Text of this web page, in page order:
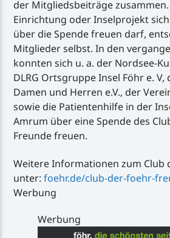
der Mitgliedsbeiträge
Einrichtung oder Inselprojekt
über die Spende freuen darf,
Mitglieder selbst. In den
konnten sich u. a. der Nordsee-
DLRG Ortsgruppe Insel Föhr e.
Damen und Herren e.V., der
sowie die Patientenhilfe in der
Amrum über eine Spende des
Freunde freuen.
Weitere Informationen zum Club
unter:foehr.de/club-der-foehr-
Werbung
Werbung